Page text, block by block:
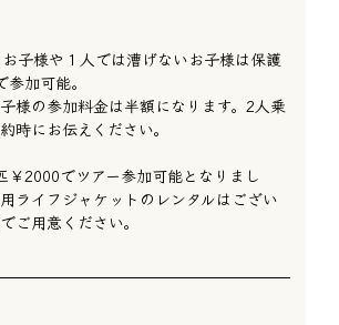
子様や１人では漕げないお子様は保護
加可能。
の参加料金は半額になります。2人乗
時にお伝えください。
2000でツアー参加可能となりまし
ライフジャケットのレンタルはござい
ご用意ください。